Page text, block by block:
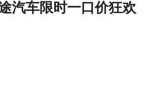
汽车限时一口价狂欢